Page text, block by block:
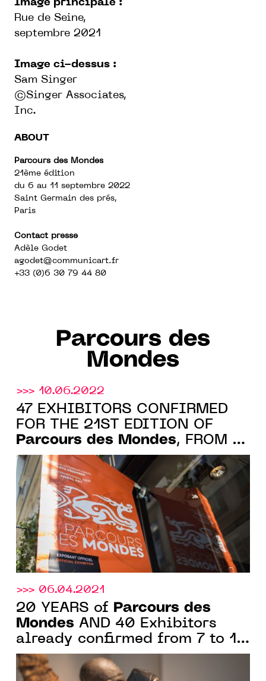
Image principale :
Rue de Seine,
septembre 2021
Image ci-dessus :
Sam Singer
©Singer Associates,
Inc.
ABOUT
Parcours des Mondes
21ème édition
du 6 au 11 septembre 2022
Saint Germain des prés,
Paris
Contact presse
Adèle Godet
agodet@communicart.fr
+33 (0)6 30 79 44 80
Parcours des
Mondes
>>> 10.06.2022
47 EXHIBITORS CONFIRMED
FOR THE 21ST EDITION OF
Parcours des Mondes, FROM 6
TO 11.09.22 IN SAINT-
GERMAIN-DES-PRÉS
>>> 06.04.2021
20 YEARS of
Parcours des
Mondes AND 40 Exhibitors
already confirmed from 7 to 12
SEPTEMBer 2021